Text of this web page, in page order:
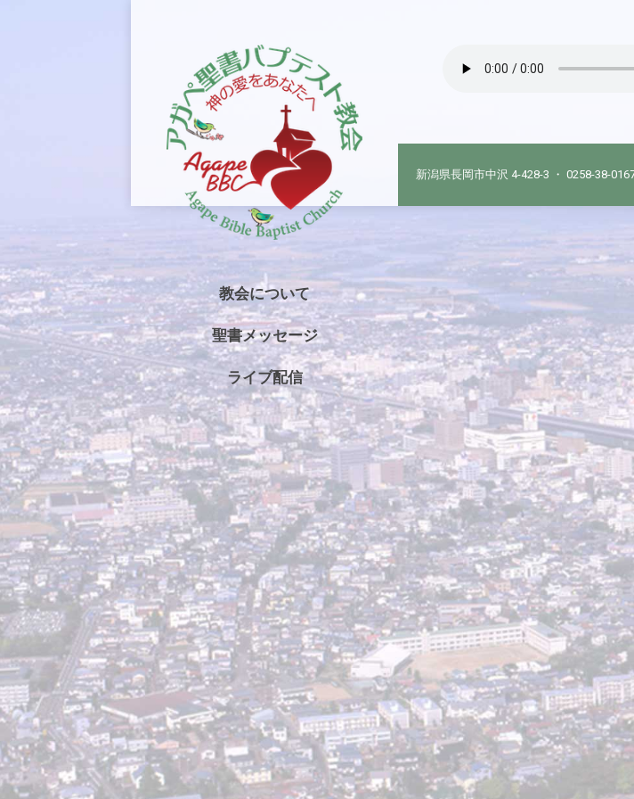
教会について
聖書メッセージ
ライブ配信
新潟県長岡市中沢 4-428-3 ・ 0258-38-